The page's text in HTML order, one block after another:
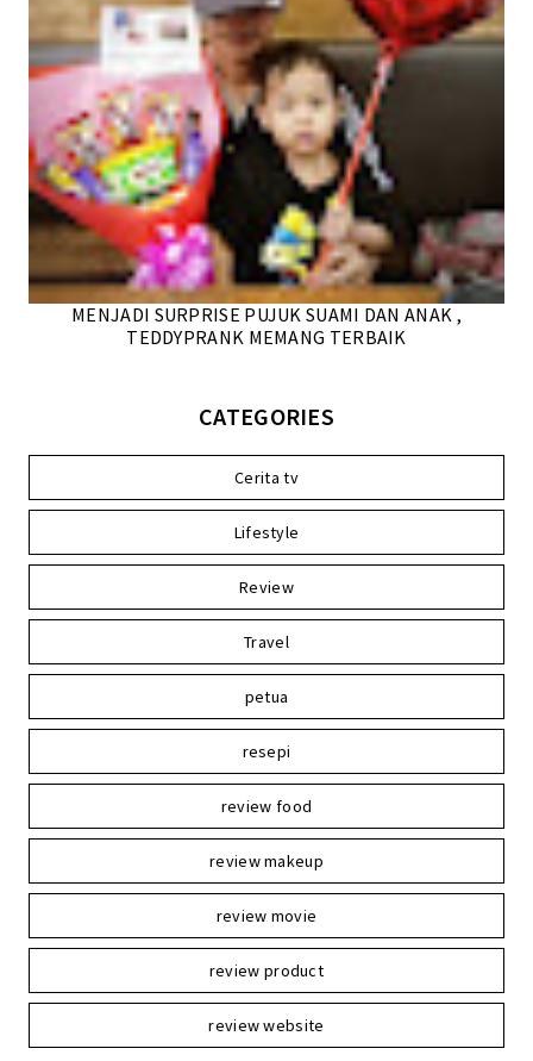
MENJADI SURPRISE PUJUK SUAMI DAN ANAK ,
TEDDYPRANK MEMANG TERBAIK
CATEGORIES
Cerita tv
Lifestyle
Review
Travel
petua
resepi
review food
review makeup
review movie
review product
review website